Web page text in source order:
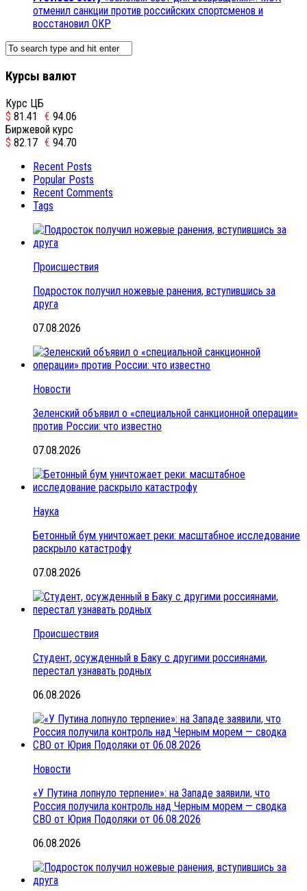
отменил санкции против российских спортсменов и
восстановил ОКР
Курсы валют
Курс ЦБ
$ 81.41 € 94.06
Биржевой курс
$ 82.17 € 94.70
Recent Posts
Popular Posts
Recent Comments
Tags
Происшествия
Подросток получил ножевые ранения, вступившись за
друга
07.08.2026
Новости
Зеленский объявил о «специальной санкционной операции»
против России: что известно
07.08.2026
Наука
Бетонный бум уничтожает реки: масштабное исследование
раскрыло катастрофу
07.08.2026
Происшествия
Студент, осужденный в Баку с другими россиянами,
перестал узнавать родных
06.08.2026
Новости
«У Путина лопнуло терпение»: на Западе заявили, что
Россия получила контроль над Черным морем — сводка
СВО от Юрия Подоляки от 06.08.2026
06.08.2026